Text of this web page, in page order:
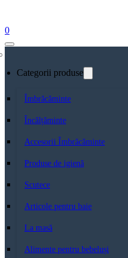
0
Categorii produse
Îmbrăcăminte
Încălțăminte
Accesorii Îmbrăcăminte
Produse de igienă
Scutece
Articole pentru baie
La masă
Alimente pentru bebeluși